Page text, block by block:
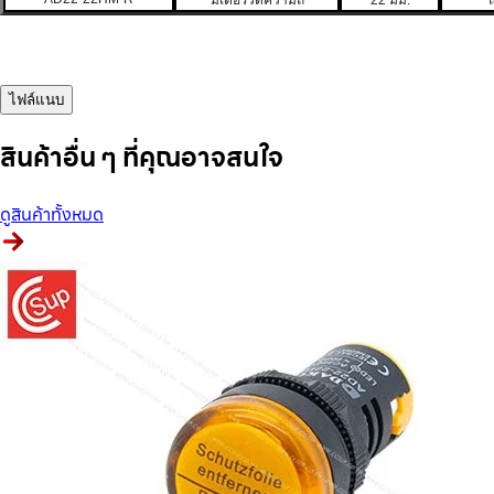
ไฟล์แนบ
สินค้าอื่น ๆ ที่คุณอาจสนใจ
ดูสินค้าทั้งหมด